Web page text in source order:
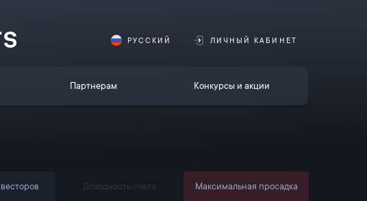
РУССКИЙ ЛИЧНЫЙ КАБИНЕТ
Партнерам Конкурсы и акции
Доходность счета Максимальная просадка